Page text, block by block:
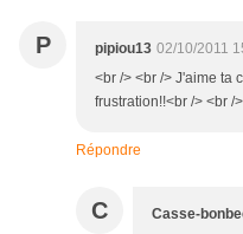
P pipiou13 02/10/2011
<br /> <br /> J'aime ta
frustration!!<br /> <br /
Répondre
C Casse-